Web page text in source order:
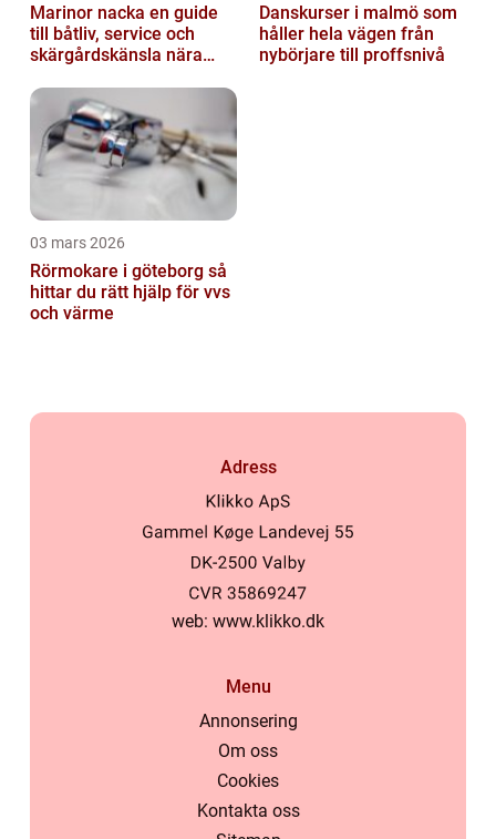
Marinor nacka en guide
till båtliv, service och
skärgårdskänsla nära
Danskurser i malmö som
håller hela vägen från
nybörjare till proffsnivå
03 mars 2026
Rörmokare i göteborg så
hittar du rätt hjälp för vvs
och värme
Adress
web: www.klikko.dk
Menu
Annonsering
Om oss
Cookies
Kontakta oss